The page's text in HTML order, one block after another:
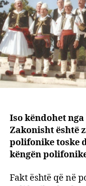
Iso këndohet
Zakonisht është
polifonike toske
këngën
Fakt është që në